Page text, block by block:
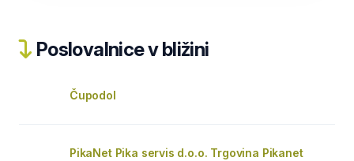
Poslovalnice v bližini
Čupodol
PikaNet Pika servis d.o.o. Trgovina Pikanet